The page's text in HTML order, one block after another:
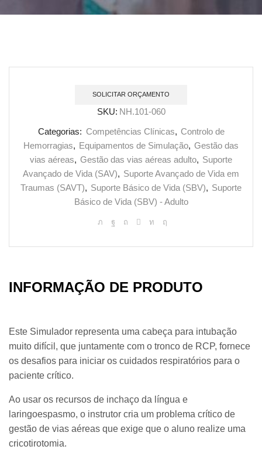
SOLICITAR ORÇAMENTO
SKU: NH.101-060
Categorias: Competências Clínicas, Controlo de
Hemorragias, Equipamentos de Simulação, Gestão das
vias aéreas, Gestão das vias aéreas adulto, Suporte
Avançado de Vida (SAV), Suporte Avançado de Vida em
Traumas (SAVT), Suporte Básico de Vida (SBV), Suporte
Básico de Vida (SBV) - Adulto
INFORMAÇÃO DE PRODUTO
Este Simulador representa uma cabeça para intubação
muito difícil, que juntamente com o tronco de RCP, fornece
os desafios para iniciar os cuidados respiratórios para o
paciente crítico.
Ao usar os recursos de inchaço da língua e
laringoespasmo, o instrutor cria um problema crítico de
gestão de vias aéreas que exige que o aluno realize uma
cricotirotomia.